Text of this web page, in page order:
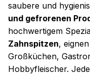
saubere und
und gefrorenen
hochwertigem
Zahnspitzen,
Großküchen,
Hobbyfleischer.